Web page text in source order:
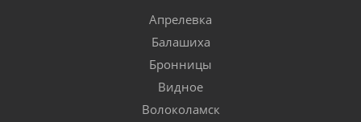
Апрелевка
Балашиха
Бронницы
Видное
Волоколамск